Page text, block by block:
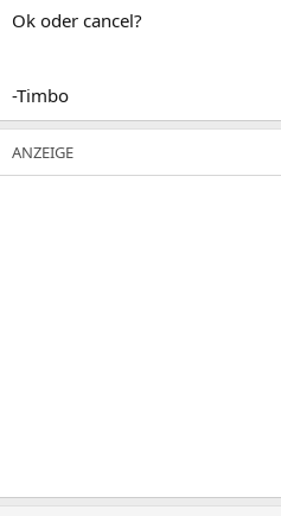
Ok oder cancel?
-Timbo